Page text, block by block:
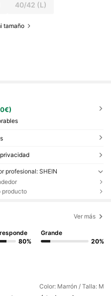
40/42 (L)
tamaño
profesional: SHEIN
producto
Ver más
80%
Grande
20%
Color: Marrón / Talla: M